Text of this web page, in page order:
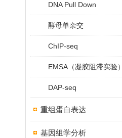
DNA Pull Down
酵母单杂交
ChIP-seq
EMSA（凝胶阻滞实验）
DAP-seq
重组蛋白表达
基因组学分析